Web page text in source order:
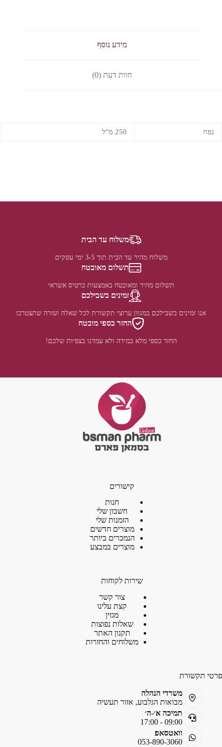
מידע נוסף
חוות דעת (0)
נפח 250 מ"ל
משלוח עד הבית
משלוח מהיר עד הבית תוך 3-5 ימי עסקים
תשלום מאובטח
תשלום מהיר ומאובטח באמצעות כרטיס אשראי
זמינים בשבילכם
אנו זמינים בשבילכם במגוון ערוצי תקשורת לכל שאלה ועזרה שתצטרכו
החזר כספי מובטח
החזר כספי מלא במידה ולא עמדנו בצפיות שלכם!
קישורים
חנות
חשבון שלי
הזמנות שלי
מוצרים חדשים
הנמכרים ביותר
מוצרים במבצע
שירות לקוחות
צור קשר
קצת עלינו
מגזין
שאלות נפוצות
תקנון האתר
משלוחים והחזרות
פרטי תקשורת
משרדי הנהלה
מבואות הגלבוע, אזור תעשיה
תמיכה א׳-ה׳
09:00 - 17:00
וואטסאפ
053-890-3060